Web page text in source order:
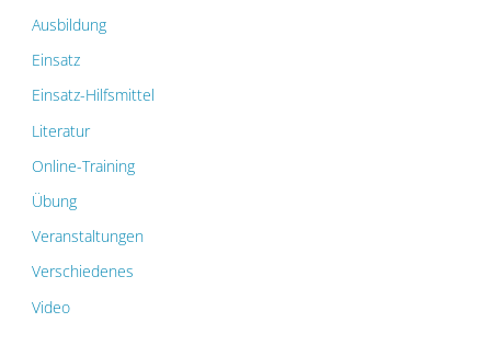
Ausbildung
Einsatz
Einsatz-Hilfsmittel
Literatur
Online-Training
Übung
Veranstaltungen
Verschiedenes
Video